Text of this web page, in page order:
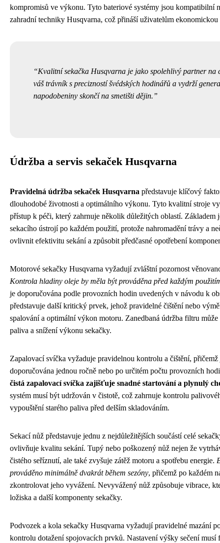
kompromisů ve výkonu. Tyto bateriové systémy jsou kompatibilní
zahradní techniky Husqvarna, což přináší uživatelům
Kvalitní sekačka Husqvarna je jako spolehlivý partner na
váš trávník s precizností švédských hodinářů a vydrží
napodobeniny skončí na smetišti dějin.
Údržba a servis sekaček Husqvarna
Pravidelná údržba sekaček Husqvarna představuje klíčový
dlouhodobé životnosti a optimálního výkonu. Tyto kvalitní stroje
přístup k péči, který zahrnuje několik důležitých oblastí. Základem
sekacího ústrojí po každém použití, protože nahromadění trávy a
ovlivnit efektivitu sekání a způsobit předčasné opotřebení
Motorové sekačky Husqvarna vyžadují zvláštní pozornost
Kontrola hladiny oleje by měla být prováděna před každým
je doporučována podle provozních hodin uvedených v návodu k
představuje další kritický prvek, jehož pravidelné čištění nebo
spalování a optimální výkon motoru. Zanedbaná údržba filtru může
paliva a snížení výkonu sekačky.
Zapalovací svíčka vyžaduje pravidelnou kontrolu a čištění,
doporučována jednou ročně nebo po určitém počtu provozních
čistá zapalovací svíčka zajišťuje snadné startování a plynulý
systém musí být udržován v čistotě, což zahrnuje kontrolu
vypouštění starého paliva před delším skladováním.
Sekací nůž představuje jednu z nejdůležitějších součástí celé
ovlivňuje kvalitu sekání. Tupý nebo poškozený nůž nejen že
čistého seříznutí, ale také zvyšuje zátěž motoru a spotřebu energie.
prováděno minimálně dvakrát během sezóny, přičemž po každém
zkontrolovat jeho vyvážení. Nevyvážený nůž způsobuje vibrace,
ložiska a další komponenty sekačky.
Podvozek a kola sekačky Husqvarna vyžadují pravidelné mazání
kontrolu dotažení spojovacích prvků. Nastavení výšky sečení musí